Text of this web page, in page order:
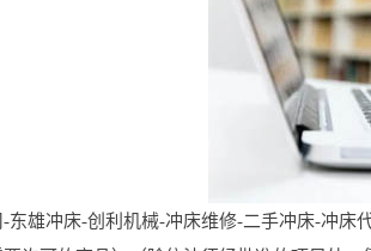
雄冲床-创利机械-冲床维修-二手冲床-冲床